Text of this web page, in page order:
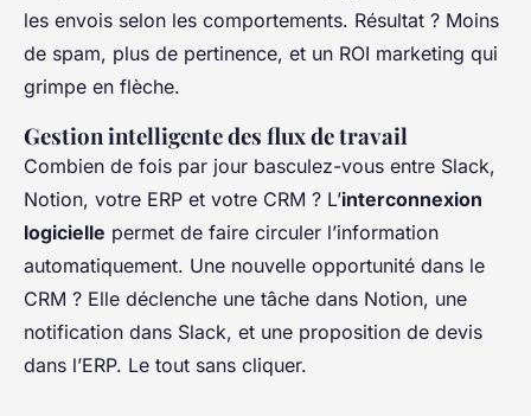
les envois selon les comportements. Résultat ? Moins
de spam, plus de pertinence, et un ROI marketing qui
grimpe en flèche.
Gestion intelligente des flux de travail
Combien de fois par jour basculez-vous entre Slack,
Notion, votre ERP et votre CRM ? L’interconnexion
logicielle permet de faire circuler l’information
automatiquement. Une nouvelle opportunité dans le
CRM ? Elle déclenche une tâche dans Notion, une
notification dans Slack, et une proposition de devis
dans l’ERP. Le tout sans cliquer.